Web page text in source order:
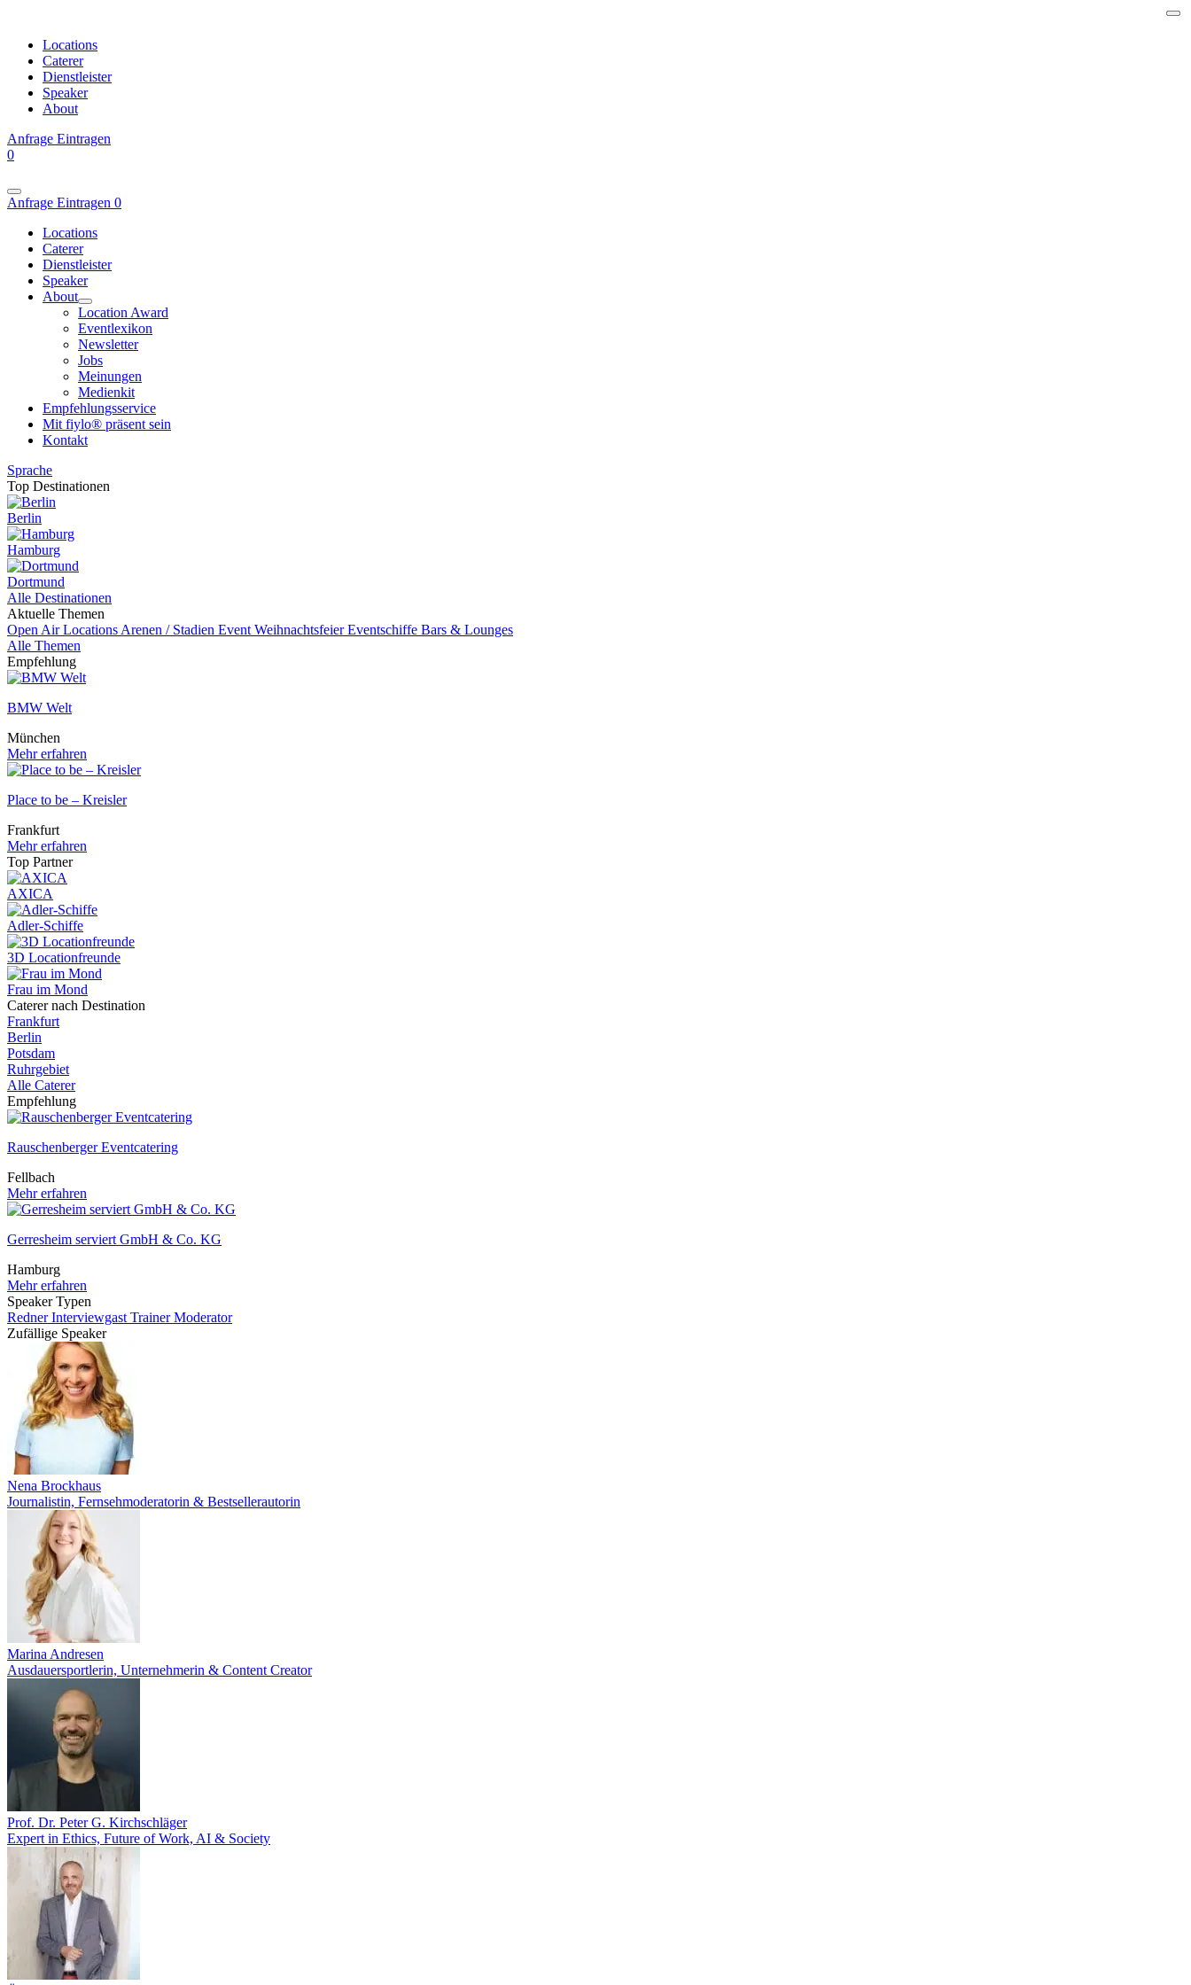
Locations
Caterer
Dienstleister
Speaker
About
Anfrage Eintragen
0
Anfrage Eintragen 0
Locations
Caterer
Dienstleister
Speaker
About
Location Award
Eventlexikon
Newsletter
Jobs
Meinungen
Medienkit
Empfehlungsservice
Mit fiylo® präsent sein
Kontakt
Sprache
Top Destinationen
Berlin
Hamburg
Dortmund
Alle Destinationen
Aktuelle Themen
Open Air Locations Arenen / Stadien Event WeihnachtsfeierEventschiffe Bars & Lounges
Alle Themen
Empfehlung
BMW Welt
München
Mehr erfahren
Place to be – Kreisler
Frankfurt
Mehr erfahren
Top Partner
AXICA
Adler-Schiffe
3D Locationfreunde
Frau im Mond
Caterer nach Destination
Frankfurt
Berlin
Potsdam
Ruhrgebiet
Alle Caterer
Empfehlung
Rauschenberger Eventcatering
Fellbach
Mehr erfahren
Gerresheim serviert GmbH & Co. KG
Hamburg
Mehr erfahren
Speaker Typen
RednerInterviewgast TrainerModerator
Zufällige Speaker
Nena Brockhaus
Journalistin, Fernsehmoderatorin & Bestsellerautorin
Marina Andresen
Ausdauersportlerin, Unternehmerin & Content Creator
Prof. Dr. Peter G. Kirchschläger
Expert in Ethics, Future of Work, AI & Society